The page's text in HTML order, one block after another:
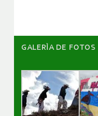
GALERÌA DE FOTOS